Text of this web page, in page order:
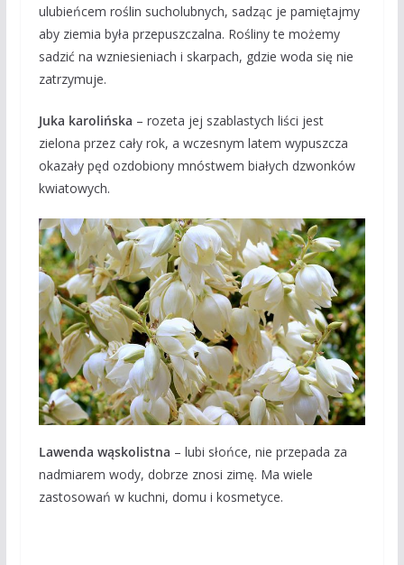
ulubieńcem roślin sucholubnych, sadząc je pamiętajmy
aby ziemia była przepuszczalna. Rośliny te możemy
sadzić na wzniesieniach i skarpach, gdzie woda się nie
zatrzymuje.
Juka karolińska – rozeta jej szablastych liści jest
zielona przez cały rok, a wczesnym latem wypuszcza
okazały pęd ozdobiony mnóstwem białych dzwonków
kwiatowych.
Lawenda wąskolistna – lubi słońce, nie przepada za
nadmiarem wody, dobrze znosi zimę. Ma wiele
zastosowań w kuchni, domu i kosmetyce.